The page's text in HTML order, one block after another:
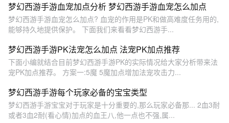
梦幻西游手游血宠加点分析 梦幻西游手游血宠怎么加点
梦幻西游手游血宠怎么加点? 血宠的作用是PK和做高难度任务用的,
能够持久地提供保护。 下面我们来看看梦幻西游手...
梦幻西游手游PK法宠怎么加点 法宠PK加点推荐
下面小编就结合目前梦幻西游手游PK的实际情况给大家分析带来法
宠PK加点推荐。 方案一:5魔 5魔加点增加法宠攻击力...
梦幻西游手游每个玩家必备的宝宝类型
梦幻西游手游宝宝对于玩家是十分重要的,那么玩家必备那... 2血3耐
或者3血2耐(看心情)加点的血王八,他一点也不强,属...